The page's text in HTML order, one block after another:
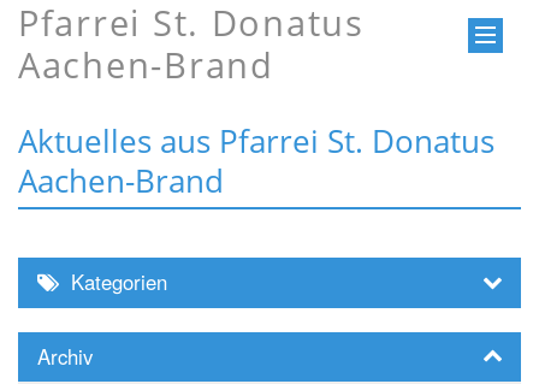
Pfarrei St. Donatus
Aachen-Brand
Aktuelles aus Pfarrei St. Donatus
Aachen-Brand
Kategorien
Archiv